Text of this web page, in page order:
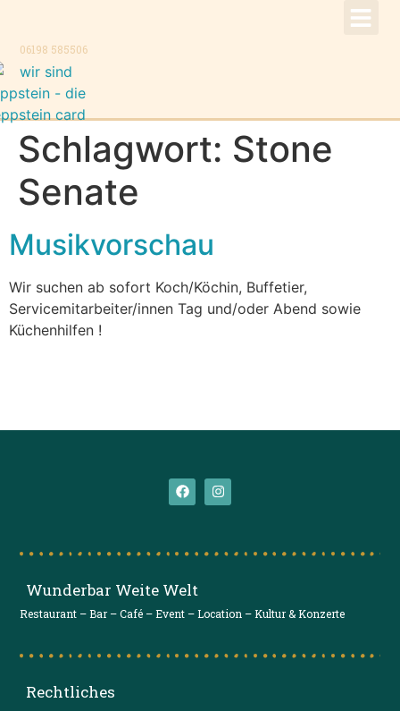
06198 585506
Schlagwort: Stone
Senate
Musikvorschau
Wir suchen ab sofort Koch/Köchin, Buffetier,
Servicemitarbeiter/innen Tag und/oder Abend sowie
Küchenhilfen !
Wunderbar Weite Welt
Restaurant – Bar – Café – Event – Location – Kultur & Konzerte
Rechtliches